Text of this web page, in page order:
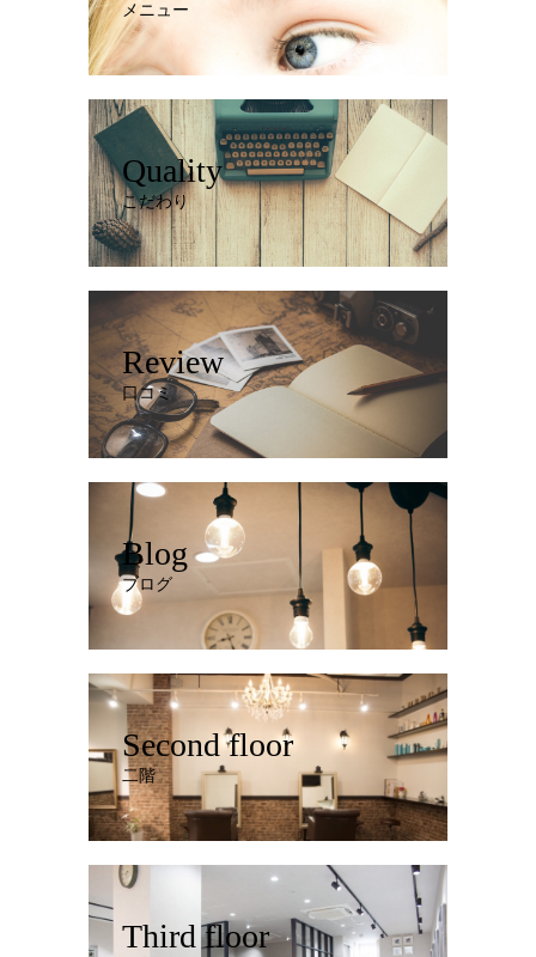
メニュー
Quality
こだわり
Review
口コミ
Blog
ブログ
Second floor
二階
Third floor